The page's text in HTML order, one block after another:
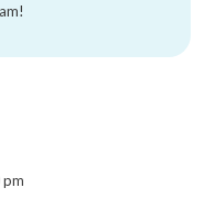
pm